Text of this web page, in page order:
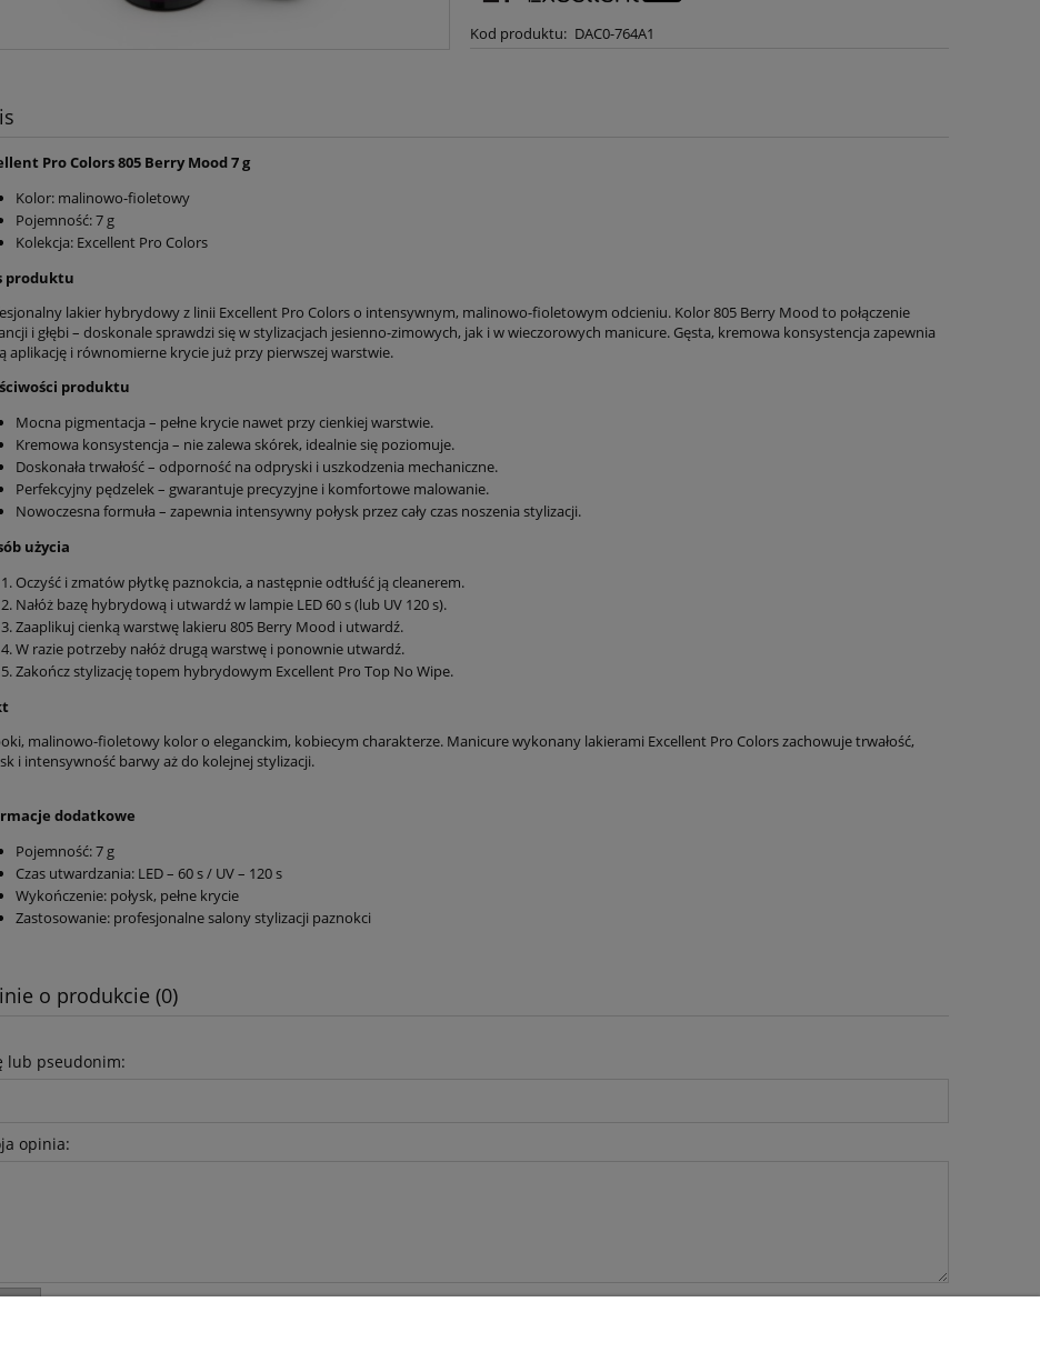
Kod produktu: DAC0-764A1
Pro Colors 805 Berry Mood 7 g
Kolor: malinowo-fioletowy
Pojemność: 7 g
Kolekcja: Excellent Pro Colors
produktu
lakier hybrydowy z linii Excellent Pro Colors o intensywnym, malinowo-fioletowym odcieniu. Kolor 805 Berry Mood to połączenie
i głębi – doskonale sprawdzi się w stylizacjach jesienno-zimowych, jak i w wieczorowych manicure. Gęsta, kremowa konsystencja zapewnia
aplikację i równomierne krycie już przy pierwszej warstwie.
produktu
Mocna pigmentacja – pełne krycie nawet przy cienkiej warstwie.
Kremowa konsystencja – nie zalewa skórek, idealnie się poziomuje.
Doskonała trwałość – odporność na odpryski i uszkodzenia mechaniczne.
Perfekcyjny pędzelek – gwarantuje precyzyjne i komfortowe malowanie.
Nowoczesna formuła – zapewnia intensywny połysk przez cały czas noszenia stylizacji.
użycia
Oczyść i zmatów płytkę paznokcia, a następnie odtłuść ją cleanerem.
Nałóż bazę hybrydową i utwardź w lampie LED 60 s (lub UV 120 s).
Zaaplikuj cienką warstwę lakieru 805 Berry Mood i utwardź.
W razie potrzeby nałóż drugą warstwę i ponownie utwardź.
Zakończ stylizację topem hybrydowym Excellent Pro Top No Wipe.
malinowo-fioletowy kolor o eleganckim, kobiecym charakterze. Manicure wykonany lakierami Excellent Pro Colors zachowuje trwałość,
i intensywność barwy aż do kolejnej stylizacji.
dodatkowe
Pojemność: 7 g
Czas utwardzania: LED – 60 s / UV – 120 s
Wykończenie: połysk, pełne krycie
Zastosowanie: profesjonalne salony stylizacji paznokci
o produkcie (0)
lub pseudonim:
opinia: